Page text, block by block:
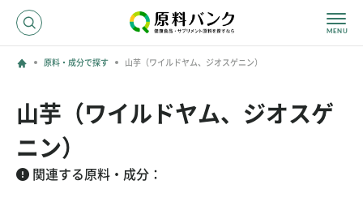
サプライヤーの方へ
原料・成分で探す 山芋（ワイルドヤム、ジオスゲニン）
山芋（ワイルドヤム、ジオスゲ
ニン）
関連する原料・成分：